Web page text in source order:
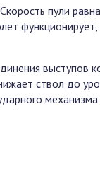
Скорость пули
функционирует,
выступов
ствол до